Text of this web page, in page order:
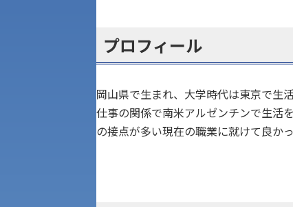
ア
プロフィール
岡山県で生まれ、大学時代は東京で生
仕事の関係で南米アルゼンチンで生活
の接点が多い現在の職業に就けて良か